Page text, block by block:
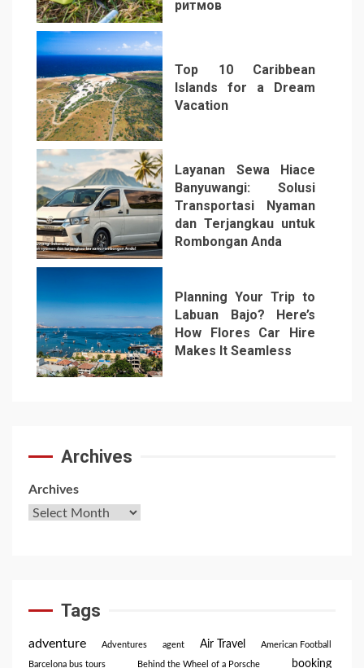
4
ритмов
5
Top 10 Caribbean
Islands for a Dream
Vacation
6
Layanan Sewa Hiace
Banyuwangi: Solusi
Transportasi Nyaman
dan Terjangkau untuk
Rombongan Anda
7
Planning Your Trip to
Labuan Bajo? Here’s
How Flores Car Hire
Makes It Seamless
Archives
Archives
Tags
adventure Adventures agent Air Travel American Football
Barcelona bus tours Behind the Wheel of a Porsche booking